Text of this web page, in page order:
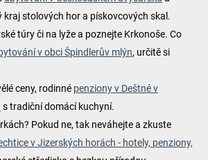
kraj stolových hor a pískovcových skal.
túry či na lyže a poznejte Krkonoše. Co
v obci Špindlerův mlýn, určitě si
ceny, rodinné penziony v Deštné v
s tradiční domácí kuchyní.
Pokud ne, tak neváhejte a zkuste
v Jizerských horách - hotely, penziony,